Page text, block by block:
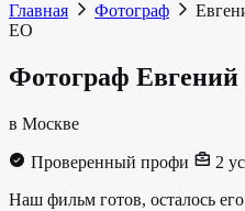
Главная
Фотограф
ЕО
Фотограф
в Москве
Проверенный профи
2
Наш фильм готов, осталось его